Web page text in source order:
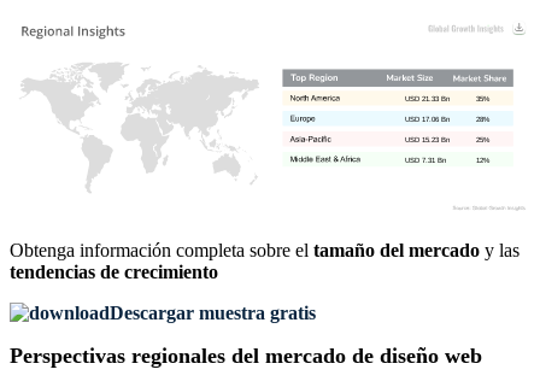
12%
USD 7.31 Bn
25%
USD 15.23 Bn
28%
USD 17.06 Bn
35%
USD 21.33 Bn
Obtenga información completa sobre el tamaño del mercado y las
tendencias de crecimiento
Descargar muestra gratis
Perspectivas regionales del mercado de diseño web